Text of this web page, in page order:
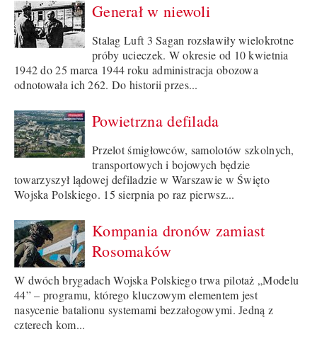
Generał w niewoli
Stalag Luft 3 Sagan rozsławiły wielokrotne
próby ucieczek. W okresie od 10 kwietnia
1942 do 25 marca 1944 roku administracja obozowa
odnotowała ich 262. Do historii przes...
Powietrzna defilada
Przelot śmigłowców, samolotów szkolnych,
transportowych i bojowych będzie
towarzyszył lądowej defiladzie w Warszawie w Święto
Wojska Polskiego. 15 sierpnia po raz pierwsz...
Kompania dronów zamiast
Rosomaków
W dwóch brygadach Wojska Polskiego trwa pilotaż „Modelu
44” – programu, którego kluczowym elementem jest
nasycenie batalionu systemami bezzałogowymi. Jedną z
czterech kom...